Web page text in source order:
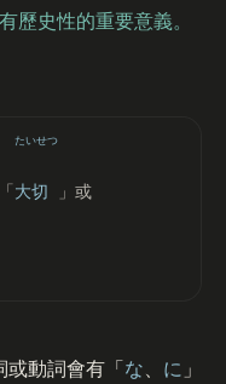
歷史性的重要意義。
大切
たいせつ
」或
動詞會有「 な、 に 」